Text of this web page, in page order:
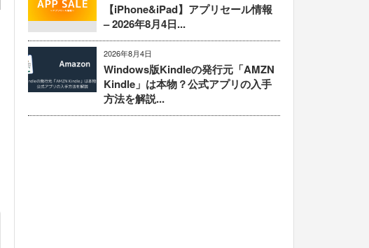
【iPhone&iPad】アプリセール情報
– 2026年8月4日...
2026年8月4日
Windows版Kindleの発行元「AMZN
Kindle」は本物？公式アプリの入手
方法を解説...